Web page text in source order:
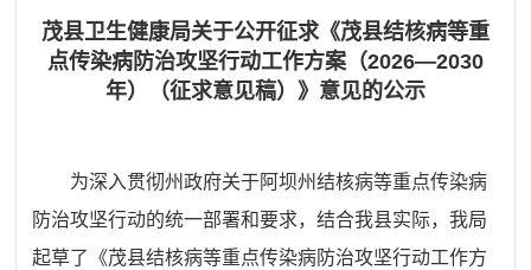
茂县卫生健康局关于公开征求《茂县结核病等重
点传染病防治攻坚行动工作方案（2026—2030
年）（征求意见稿）》意见的公示
为深入贯彻州政府关于阿坝州结核病等重点传染病
防治攻坚行动的统一部署和要求，结合我县实际，我局
起草了《茂县结核病等重点传染病防治攻坚行动工作方